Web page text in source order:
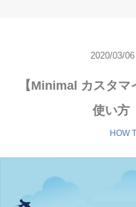
2020/03/06
【Minimal カスタ
使い方
HOW